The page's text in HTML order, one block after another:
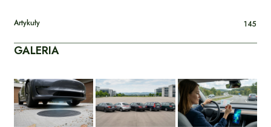
Artykuły 145
GALERIA